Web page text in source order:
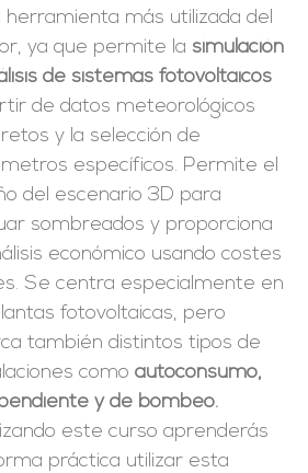
herramienta más utilizada del
ya que permite la simulación
de sistemas fotovoltaicos
de datos meteorológicos
y la selección de
específicos. Permite el
del escenario 3D para
sombreados y proporciona
económico usando costes
Se centra especialmente en
fotovoltaicas, pero
también distintos tipos de
comoautoconsumo,
y de bombeo.
este curso aprenderás
práctica utilizar esta